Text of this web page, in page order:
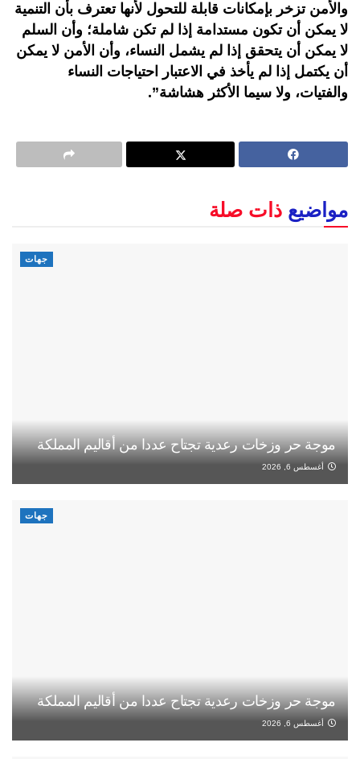
والأمن تزخر بإمكانات قابلة للتحول لأنها تعترف بأن التنمية
لا يمكن أن تكون مستدامة إذا لم تكن شاملة؛ وأن السلم
لا يمكن أن يتحقق إذا لم يشمل النساء، وأن الأمن لا يمكن
أن يكتمل إذا لم يأخذ في الاعتبار احتياجات النساء
والفتيات، ولا سيما الأكثر هشاشة”.
مواضيع ذات صلة
جهات
موجة حر وزخات رعدية تجتاح عددا من أقاليم المملكة
أغسطس 6, 2026
جهات
موجة حر وزخات رعدية تجتاح عددا من أقاليم المملكة
أغسطس 6, 2026